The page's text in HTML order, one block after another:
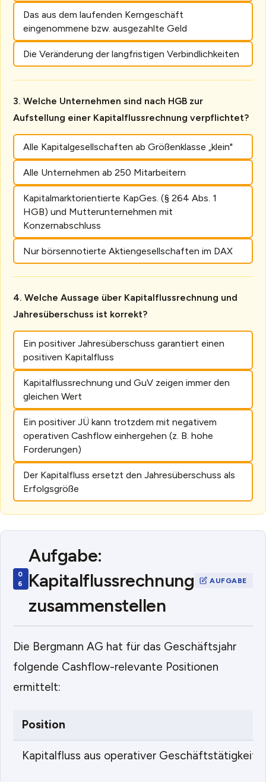
Das aus dem laufenden Kerngeschäft
eingenommene bzw. ausgezahlte Geld
Die Veränderung der langfristigen Verbindlichkeiten
Welche Unternehmen sind nach HGB zur
Aufstellung einer Kapitalflussrechnung verpflichtet?
Alle Kapitalgesellschaften ab Größenklasse „klein"
Alle Unternehmen ab 250 Mitarbeitern
Kapitalmarktorientierte KapGes. (§ 264 Abs. 1
HGB) und Mutterunternehmen mit
Konzernabschluss
Nur börsennotierte Aktiengesellschaften im DAX
Welche Aussage über Kapitalflussrechnung und
Jahresüberschuss ist korrekt?
Ein positiver Jahresüberschuss garantiert einen
positiven Kapitalfluss
Kapitalflussrechnung und GuV zeigen immer den
gleichen Wert
Ein positiver JÜ kann trotzdem mit negativem
operativen Cashflow einhergehen (z. B. hohe
Forderungen)
Der Kapitalfluss ersetzt den Jahresüberschuss als
Erfolgsgröße
Aufgabe:
Kapitalflussrechnung
zusammenstellen
Die Bergmann AG hat für das Geschäftsjahr
folgende Cashflow-relevante Positionen
ermittelt:
Position
Kapitalfluss aus operativer Geschäftstätigkeit